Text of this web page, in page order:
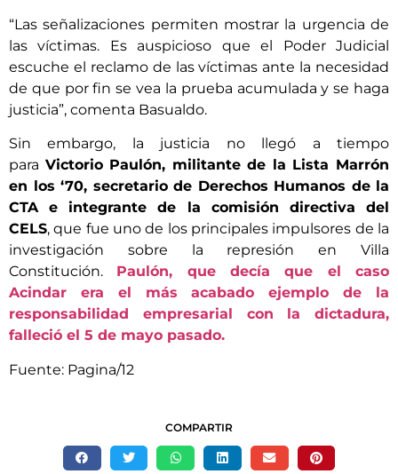
“Las señalizaciones permiten mostrar la urgencia de
las víctimas. Es auspicioso que el Poder Judicial
escuche el reclamo de las víctimas ante la necesidad
de que por fin se vea la prueba acumulada y se haga
justicia”, comenta Basualdo.
Sin embargo, la justicia no llegó a tiempo
para Victorio Paulón, militante de la Lista Marrón
en los ‘70, secretario de Derechos Humanos de la
CTA e integrante de la comisión directiva del
CELS, que fue uno de los principales impulsores de la
investigación sobre la represión en Villa
Constitución. Paulón, que decía que el caso
Acindar era el más acabado ejemplo de la
responsabilidad empresarial con la dictadura,
falleció el 5 de mayo pasado.
Fuente: Pagina/12
COMPARTIR